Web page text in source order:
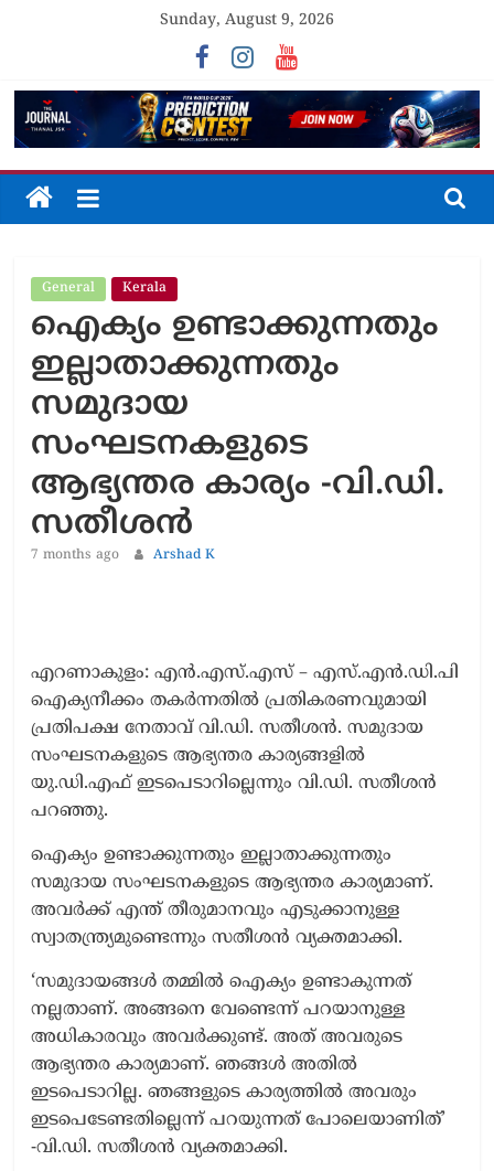
Sunday, August 9, 2026
The
Unfolding
The
General Kerala
ഐക്യം ഉണ്ടാക്കുന്നതും
ഇല്ലാതാക്കുന്നതും
സമുദായ
സംഘടനകളുടെ
ആഭ്യന്തര കാര്യം -വി.ഡി.
സതീശൻ
7 months ago Arshad K
എറണാകുളം: എൻ.എസ്.എസ് – എസ്.എൻ.ഡി.പി
ഐക്യനീക്കം തകർന്നതിൽ പ്രതികരണവുമായി
പ്രതിപക്ഷ നേതാവ് വി.ഡി. സതീശൻ. സമുദായ
സംഘടനകളുടെ ആഭ്യന്തര കാര്യങ്ങളില്‍
യു.ഡി.എഫ് ഇടപെടാറില്ലെന്നും വി.ഡി. സതീശൻ
പറഞ്ഞു.
ഐക്യം ഉണ്ടാക്കുന്നതും ഇല്ലാതാക്കുന്നതും
സമുദായ സംഘടനകളുടെ ആഭ്യന്തര കാര്യമാണ്.
അവര്‍ക്ക് എന്ത് തീരുമാനവും എടുക്കാനുള്ള
സ്വാതന്ത്ര്യമുണ്ടെന്നും സതീശൻ വ്യക്തമാക്കി.
‘സമുദായങ്ങൾ തമ്മിൽ ഐക്യം ഉണ്ടാകുന്നത്
നല്ലതാണ്. അങ്ങനെ വേണ്ടെന്ന് പറയാനുള്ള
അധികാരവും അവർക്കുണ്ട്. അത് അവരുടെ
ആഭ്യന്തര കാര്യമാണ്. ഞങ്ങൾ അതിൽ
ഇടപെടാറില്ല. ഞങ്ങളുടെ കാര്യത്തിൽ അവരും
ഇടപെടേണ്ടതില്ലെന്ന് പറയുന്നത് പോലെയാണിത്’
-വി.ഡി. സതീശൻ വ്യക്തമാക്കി.